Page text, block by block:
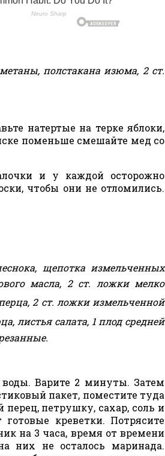
полстакана изюма, 2 ст.
натертые на терке яблоки,
поменьше смешайте мед со
и у каждой осторожно
чтобы они не отломились.
щепотка измельченных
масла, 2 ст. ложки мелко
2 ст. ложки измельченной
листья салата, 1 плод средней
Варите 2 минуты. Затем
пакет, поместите туда
петрушку, сахар, соль и
креветки. Потрясите
на 3 часа, время от времени
них не осталось маринада.